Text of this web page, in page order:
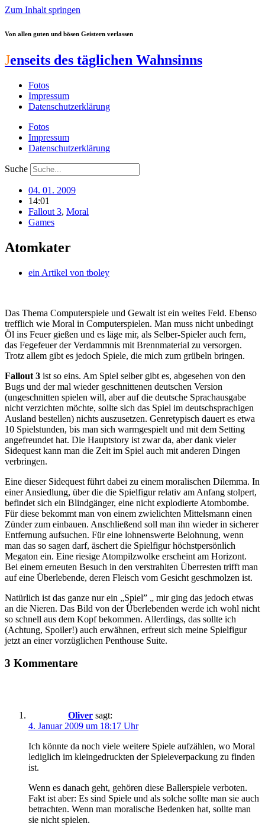
Zum Inhalt springen
Von allen guten und bösen Geistern verlassen
Jenseits des täglichen Wahnsinns
Fotos
Impressum
Datenschutzerklärung
Fotos
Impressum
Datenschutzerklärung
Suche
04. 01. 2009
14:01
Fallout 3, Moral
Games
Atomkater
ein Artikel von tboley
Das Thema Computerspiele und Gewalt ist ein weites Feld. Ebenso
trefflich wie Moral in Computerspielen. Man muss nicht unbedingt
Öl ins Feuer gießen und es läge mir, als Selber-Spieler auch fern,
das Fegefeuer der Verdammnis mit Brennmaterial zu versorgen.
Trotz allem gibt es jedoch Spiele, die mich zum grübeln bringen.
Fallout 3 ist so eins. Am Spiel selber gibt es, abgesehen von den
Bugs und der mal wieder geschnittenen deutschen Version
(ungeschnitten spielen will, aber auf die deutsche Sprachausgabe
nicht verzichten möchte, sollte sich das Spiel im deutschsprachigen
Ausland bestellen) nichts auszusetzen. Genretypisch dauert es etwa
10 Spielstunden, bis man sich warmgespielt und mit dem Setting
angefreundet hat. Die Hauptstory ist zwar da, aber dank vieler
Sidequest kann man die Zeit im Spiel auch mit anderen Dingen
verbringen.
Eine dieser Sidequest führt dabei zu einem moralischen Dilemma. In
einer Ansiedlung, über die die Spielfigur relativ am Anfang stolpert,
befindet sich ein Blindgänger, eine nicht explodierte Atombombe.
Für diese bekommt man von einem zwielichten Mittelsmann einen
Zünder zum einbauen. Anschließend soll man ihn wieder in sicherer
Entfernung aufsuchen. Für eine lohnenswerte Belohnung, wenn
man das so sagen darf, äschert die Spielfigur höchstpersönlich
Megaton ein. Eine riesige Atompilzwolke erscheint am Horizont.
Bei einem erneuten Besuch in den verstrahlten Überresten trifft man
auf eine Überlebende, deren Fleisch vom Gesicht geschmolzen ist.
Natürlich ist das ganze nur ein „Spiel” „ mir ging das jedoch etwas
an die Nieren. Das Bild von der Überlebenden werde ich wohl nicht
so schnell aus dem Kopf bekommen. Allerdings, das sollte ich
(Achtung, Spoiler!) auch erwähnen, erfreut sich meine Spielfigur
jetzt an einer vorzüglichen Penthouse Suite.
3 Kommentare
Oliver sagt:
4. Januar 2009 um 18:17 Uhr
Ich könnte da noch viele weitere Spiele aufzählen, wo Moral
lediglich im kleingedruckten der Spieleverpackung zu finden
ist.
Wenn es danach geht, gehören diese Ballerspiele verboten.
Fakt ist aber: Es sind Spiele und als solche sollte man sie auch
betrachten. Wenn man moralische Bedenken hat, sollte man
sie nicht spielen.